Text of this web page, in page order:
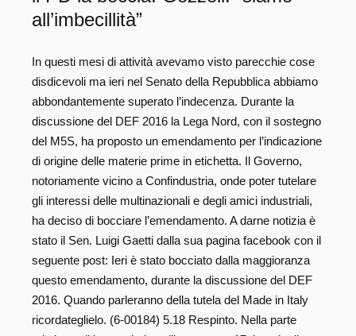
all’imbecillità”
In questi mesi di attività avevamo visto parecchie cose
disdicevoli ma ieri nel Senato della Repubblica abbiamo
abbondantemente superato l’indecenza. Durante la
discussione del DEF 2016 la Lega Nord, con il sostegno
del M5S, ha proposto un emendamento per l’indicazione
di origine delle materie prime in etichetta. Il Governo,
notoriamente vicino a Confindustria, onde poter tutelare
gli interessi delle multinazionali e degli amici industriali,
ha deciso di bocciare l’emendamento. A darne notizia è
stato il Sen. Luigi Gaetti dalla sua pagina facebook con il
seguente post: Ieri è stato bocciato dalla maggioranza
questo emendamento, durante la discussione del DEF
2016. Quando parleranno della tutela del Made in Italy
ricordateglielo. (6-00184) 5.18 Respinto. Nella parte